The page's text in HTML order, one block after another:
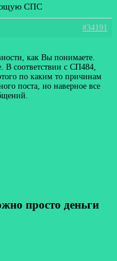
СПС
#34191
как Вы понимаете.
В соответствии с СП484,
по каким то причинам
поста, но наверное все
просто деньги